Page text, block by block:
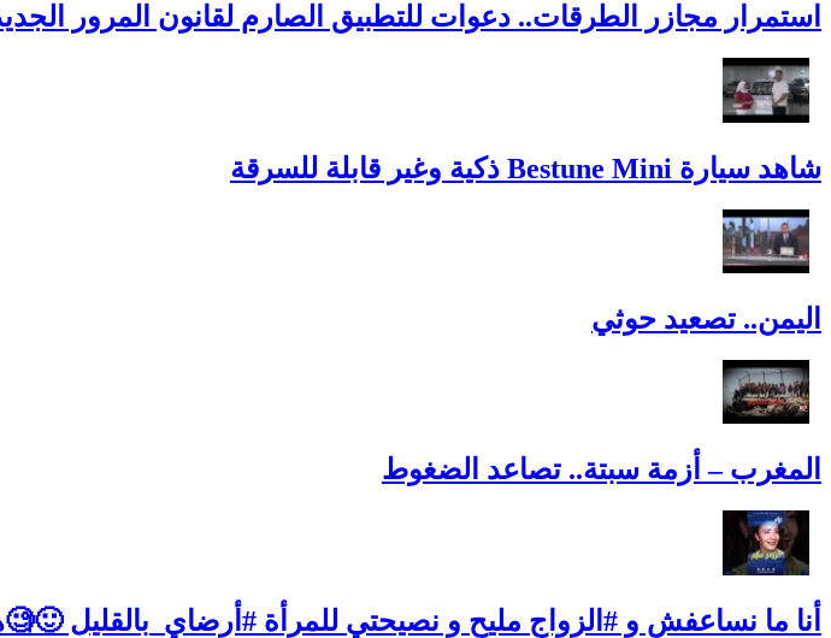
استمرار مجازر الطرقات.. دعوات للتطبيق الصارم لقانون المرور
شاهد سيارة Bestune Mini ذكية وغير قابلة للسرقة
اليمن.. تصعيد حوثي
المغرب – أزمة سبتة.. تصاعد الضغوط
أنا ما نساعفش و #الزواج مليح و نصيحتي للمرأة #أرضاي_بالقليل